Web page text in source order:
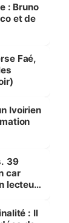
: Bruno
et de
Faé,
Ivoirien
39
car
lecteur
: Il